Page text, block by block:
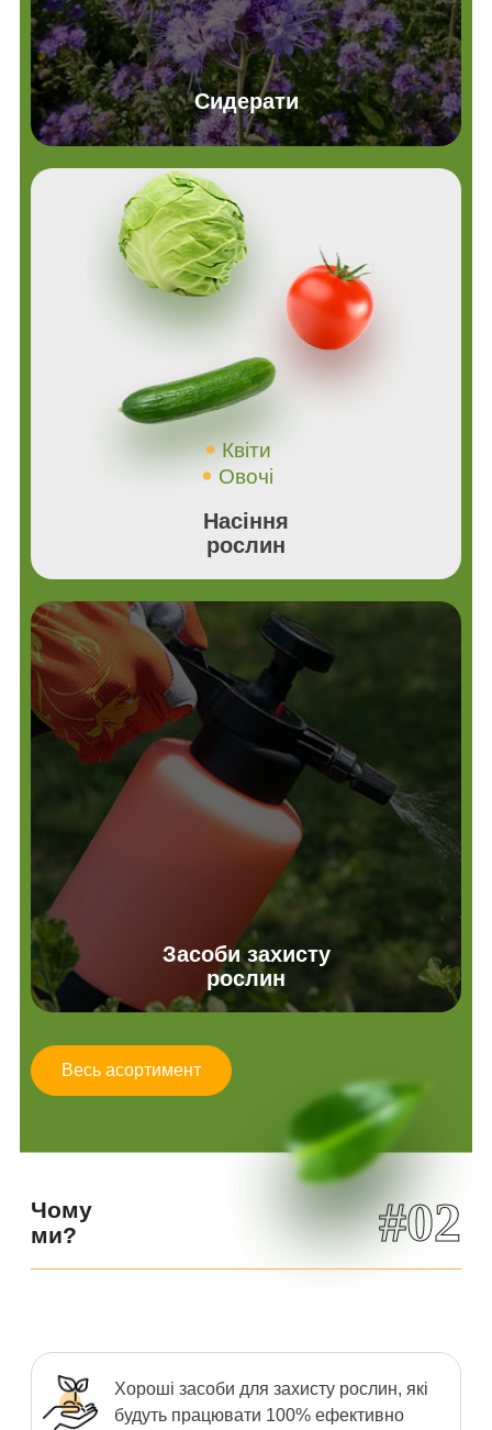
Сидерати
Квіти
Овочі
Насіння
рослин
Засоби захисту
рослин
Весь асортимент
Чому
ми?
#02
Хороші засоби для захисту рослин, які
будуть працювати 100% ефективно